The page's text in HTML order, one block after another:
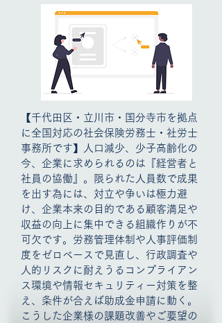
【千代田区・立川市・国分寺市を拠点
に全国対応の社会保険労務士・ 社労士
事務所です】
人口減少、少子高齢化の
今、企業に求められるのは『経営者と
社員の協働』。限られた人員数で成果
を出す為には、対立や争いは極力避
け、企業本来の目的である顧客満足や
収益の向上に集中できる組織作りが不
可欠です。労務管理体制や人事評価制
度をゼロベースで見直し、行政調査や
人的リスクに耐えうるコンプライアン
ス環境や情報セキュリティー対策を整
え、条件が合えば助成金申請に動く。
こうした企業様の課題改善やご要望の